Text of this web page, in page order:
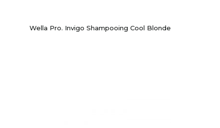
Wella Pro. Invigo Shampooing Cool Blonde